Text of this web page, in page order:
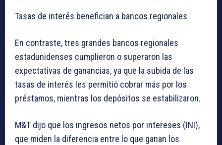
Tasas de interés benefician a bancos regionales
En contraste, tres grandes bancos regionales
estadunidenses cumplieron o superaron las
expectativas de ganancias, ya que la subida de las
tasas de interés les permitió cobrar más por los
préstamos, mientras los depósitos se estabilizaron.
M&T dijo que los ingresos netos por intereses (INI),
que miden la diferencia entre lo que ganan los